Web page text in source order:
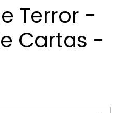
Terror -
Cartas -